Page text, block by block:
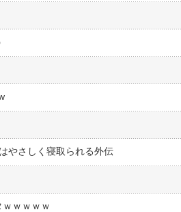
やさしく寝取られる外伝
ｗｗｗｗ